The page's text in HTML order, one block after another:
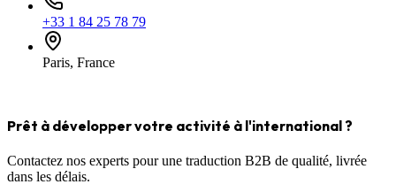
+33 1 84 25 78 79
Paris, France
Prêt à développer votre activité à l'international ?
Contactez nos experts pour une traduction B2B de qualité, livrée
dans les délais.